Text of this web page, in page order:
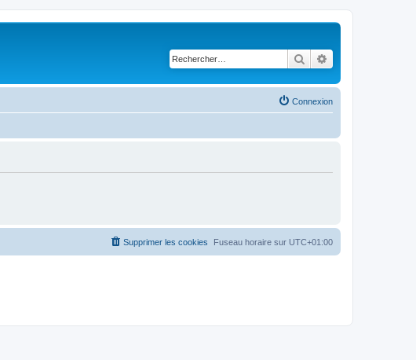
Rechercher
Connexion
Fuseau horaire sur UTC+01:00
Supprimer les cookies